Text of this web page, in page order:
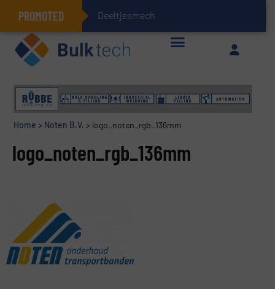
PROMOTED Deeltjesmechanica e
Home > Noten B.V. > logo_noten_rgb_136mm
logo_noten_rgb_136mm